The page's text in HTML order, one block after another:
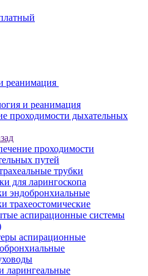
реанимация
и реанимация
проходимости дыхательных
проходимости
путей
трубки
для ларингоскопа
эндобронхиальные
трахеостомические
аспирационные системы
аспирационные
ларингеальные